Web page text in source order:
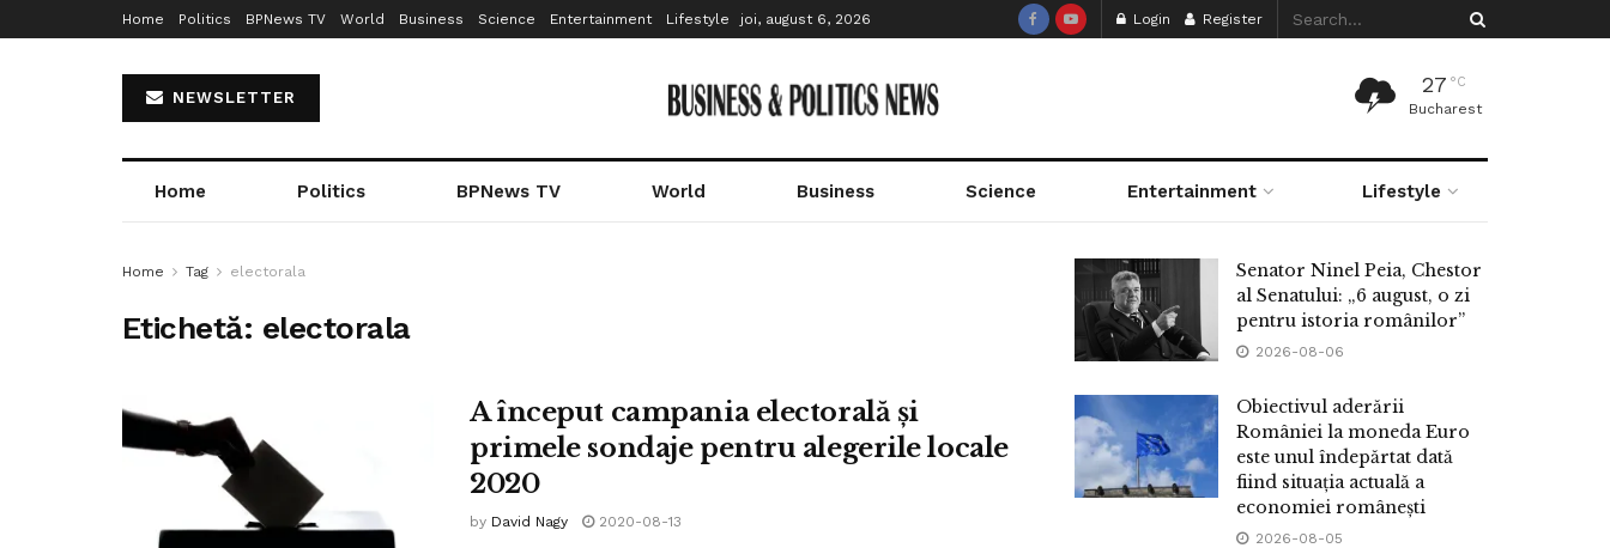
Home Politics BPNews TV World Business Science Entertainment Lifestyle joi, august 6, 2026 Login Register
NEWSLETTER
27 °C
Bucharest
Home Politics BPNews TV World Business Science Entertainment Lifestyle
Home Tag electorala
Etichetă: electorala
A început campania electorală și
primele sondaje pentru alegerile locale
2020
by David Nagy 2020-08-13
Senator Ninel Peia, Chestor
al Senatului: „6 august, o zi
pentru istoria românilor”
2026-08-06
Obiectivul aderării
României la moneda Euro
este unul îndepărtat dată
fiind situația actuală a
economiei românești
2026-08-05